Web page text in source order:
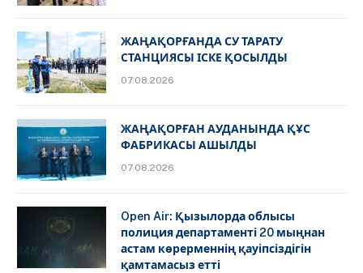
ЖАҢАҚОРҒАНДА СУ ТАРАТУ
СТАНЦИЯСЫ ІСКЕ ҚОСЫЛДЫ
07.08.2026
ЖАҢАҚОРҒАН АУДАНЫНДА ҚҰС
ФАБРИКАСЫ АШЫЛДЫ
07.08.2026
Open Air: Қызылорда облысы
полиция департаменті 20 мыңнан
астам көрерменнің қауіпсіздігін
қамтамасыз етті